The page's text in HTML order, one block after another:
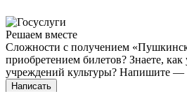
Решаем вместе
Сложности с получением
приобретением билетов? Знаете,
учреждений культуры? Напишите —
Написать